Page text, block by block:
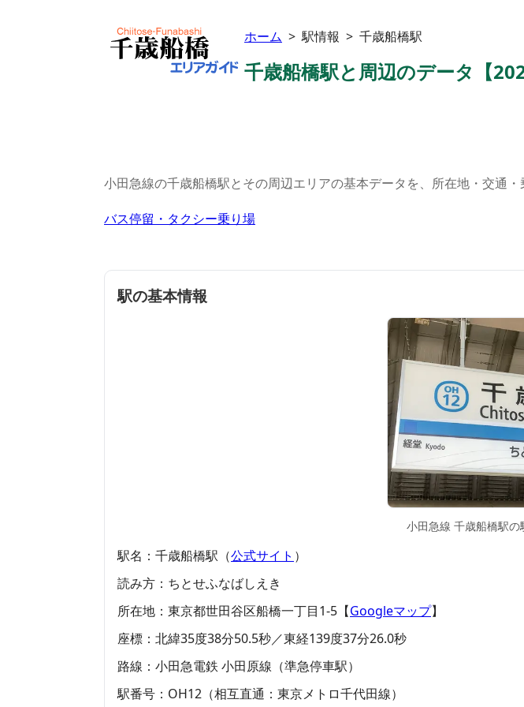
ホーム > 駅情報 > 千歳船橋駅
千歳船橋駅と周辺のデータ【
小田急線の千歳船橋駅とその周辺エリアの基本データを、所在地・交通
バス停留・タクシー乗り場
駅の基本情報
小田急線 千歳船橋駅の
駅名：千歳船橋駅（公式サイト ）
読み方：ちとせふなばしえき
所在地：東京都世田谷区船橋一丁目1-5【Googleマップ】
座標：北緯35度38分50.5秒／東経139度37分26.0秒
路線：小田急電鉄 小田原線（準急停車駅）
駅番号：OH12（相互直通：東京メトロ千代田線）